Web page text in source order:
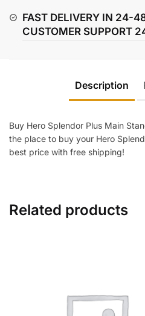
FAST DELIVERY IN 24-
CUSTOMER SUPPORT
Description
Buy Hero Splendor Plus Main
the place to buy your Hero
best price with free shipping!
Related products